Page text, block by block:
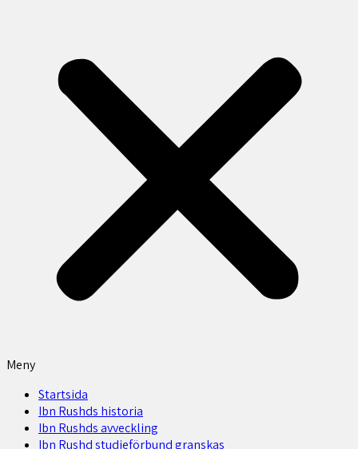
Meny
Startsida
Ibn Rushds historia
Ibn Rushds avveckling
Ibn Rushd studieförbund granskas​